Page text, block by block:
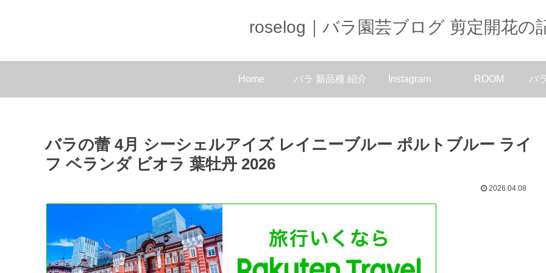
roselog｜バラ園芸ブログ 剪定開花の
Home バラ 新品種 紹介 Instagram ROOM バ
バラの蕾 4月 シーシェルアイズ レイニーブルー ポルトブルー ライ
フ ベランダ ビオラ 葉牡丹 2026
2026.04.08